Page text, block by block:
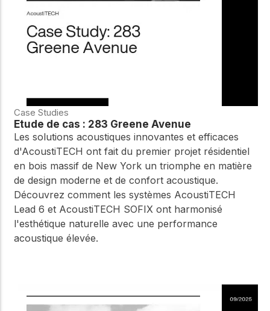
Case Studies
Étude de cas : 283 Greene Avenue
Les solutions acoustiques innovantes et efficaces
d'AcoustiTECH ont fait du premier projet résidentiel
en bois massif de New York un triomphe en matière
de design moderne et de confort acoustique.
Découvrez comment les systèmes AcoustiTECH
Lead 6 et AcoustiTECH SOFIX ont harmonisé
l'esthétique naturelle avec une performance
acoustique élevée.